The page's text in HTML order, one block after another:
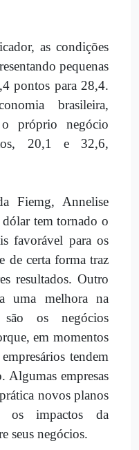
as condições
pequenas
pontos para 28,4.
brasileira,
próprio negócio
20,1 e 32,6,
Fiemg, Annelise
dólar tem tornado o
favorável para os
de certa forma traz
resultados. Outro
uma melhora na
são os negócios
em momentos
tendem
Algumas empresas
novos planos
os impactos da
seus negócios.